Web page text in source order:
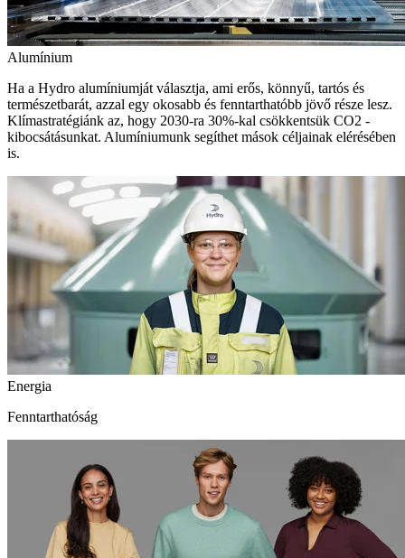
Alumínium
Ha a Hydro alumíniumját választja, ami erős, könnyű, tartós és
természetbarát, azzal egy okosabb és fenntarthatóbb jövő része lesz.
Klímastratégiánk az, hogy 2030-ra 30%-kal csökkentsük CO2 -
kibocsátásunkat. Alumíniumunk segíthet mások céljainak elérésében
is.
Energia
Fenntarthatóság